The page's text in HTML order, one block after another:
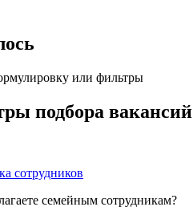
или фильтры
подбора вакансий
сотрудников
семейным сотрудникам?